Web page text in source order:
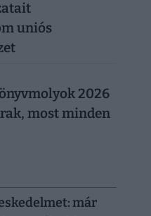
uniós
2026
most minden
már